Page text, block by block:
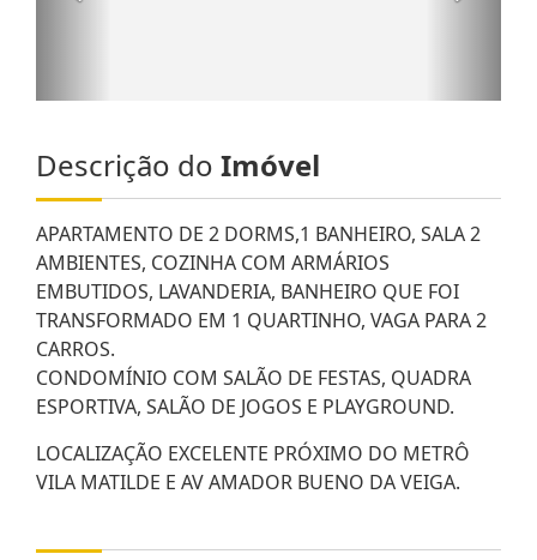
Descrição do Imóvel
APARTAMENTO DE 2 DORMS,1 BANHEIRO, SALA 2
AMBIENTES, COZINHA COM ARMÁRIOS
EMBUTIDOS, LAVANDERIA, BANHEIRO QUE FOI
TRANSFORMADO EM 1 QUARTINHO, VAGA PARA 2
CARROS.
CONDOMÍNIO COM SALÃO DE FESTAS, QUADRA
ESPORTIVA, SALÃO DE JOGOS E PLAYGROUND.
LOCALIZAÇÃO EXCELENTE PRÓXIMO DO METRÔ
VILA MATILDE E AV AMADOR BUENO DA VEIGA.